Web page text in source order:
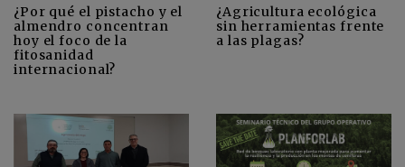
¿Por qué el pistacho y el
almendro concentran
hoy el foco de la
fitosanidad
internacional?
¿Agricultura ecológica
sin herramientas frente
a las plagas?